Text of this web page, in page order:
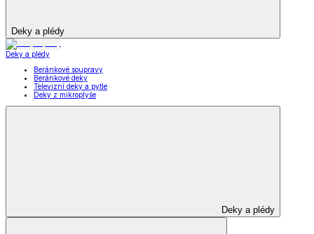
Deky a plédy
Deky a plédy
Beránkové soupravy
Beránkové deky
Televizní deky a pytle
Deky z mikroplyše
Deky a plédy